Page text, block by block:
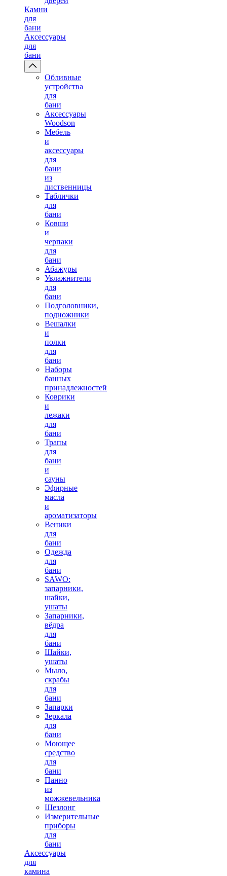
Камни
для
бани
Аксессуары
для
бани
Обливные
устройства
для
бани
Аксессуары
Woodson
Мебель
и
аксессуары
для
бани
из
лиственницы
Таблички
для
бани
Ковши
и
черпаки
для
бани
Абажуры
Увлажнители
для
бани
Подголовники,
подножники
Вешалки
и
полки
для
бани
Наборы
банных
принадлежностей
Коврики
и
лежаки
для
бани
Трапы
для
бани
и
сауны
Эфирные
масла
и
ароматизаторы
Веники
для
бани
Одежда
для
бани
SAWO:
запарники,
шайки,
ушаты
Запарники,
вёдра
для
бани
Шайки,
ушаты
Мыло,
скрабы
для
бани
Запарки
Зеркала
для
бани
Моющее
средство
для
бани
Панно
из
можжевельника
Шезлонг
Измерительные
приборы
для
бани
Аксессуары
для
камина